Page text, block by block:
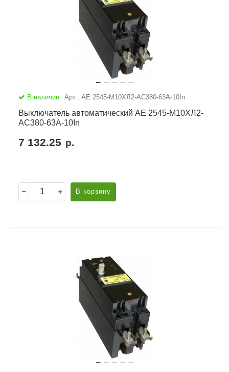
В наличии Арт.: АЕ 2545-М10ХЛ2-AC380-63А-10In
Выключатель автоматический АЕ 2545-М10ХЛ2-
AC380-63А-10In
7 132.25 р.
В корзину